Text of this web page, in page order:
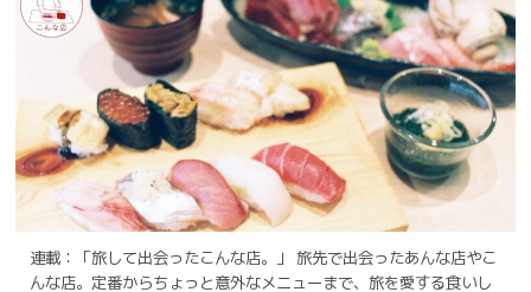
連載：「旅して出会ったこんな店。」 旅先で出会ったあんな店やこ
んな店。定番からちょっと意外なメニューまで、旅を愛する食いし